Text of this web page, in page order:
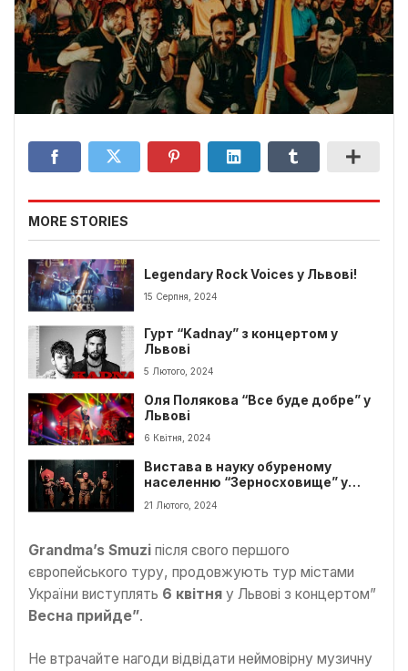
MORE STORIES
Legendary Rock Voices у Львові!
15 Серпня, 2024
Гурт “Kadnay” з концертом у
Львові
5 Лютого, 2024
Оля Полякова “Все буде добре” у
Львові
6 Квітня, 2024
Вистава в науку обуреному
населенню “Зерносховище” у
Львові
21 Лютого, 2024
Grandma’s Smuzi після свого першого
європейського туру, продовжують тур містами
України виступлять 6 квітня у Львові з концертом”
Весна прийде”.
Не втрачайте нагоди відвідати неймовірну музичну